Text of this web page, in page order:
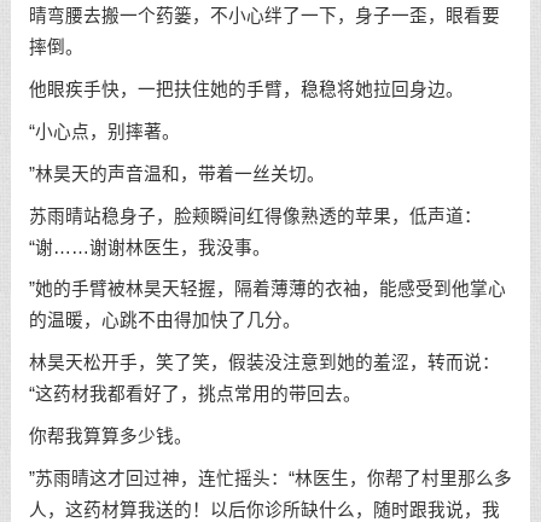
晴弯腰去搬一个药篓，不小心绊了一下，身子一歪，眼看要
摔倒。
他眼疾手快，一把扶住她的手臂，稳稳将她拉回身边。
“小心点，别摔著。
”林昊天的声音温和，带着一丝关切。
苏雨晴站稳身子，脸颊瞬间红得像熟透的苹果，低声道：
“谢……谢谢林医生，我没事。
”她的手臂被林昊天轻握，隔着薄薄的衣袖，能感受到他掌心
的温暖，心跳不由得加快了几分。
林昊天松开手，笑了笑，假装没注意到她的羞涩，转而说：
“这药材我都看好了，挑点常用的带回去。
你帮我算算多少钱。
”苏雨晴这才回过神，连忙摇头：“林医生，你帮了村里那么多
人，这药材算我送的！以后你诊所缺什么，随时跟我说，我